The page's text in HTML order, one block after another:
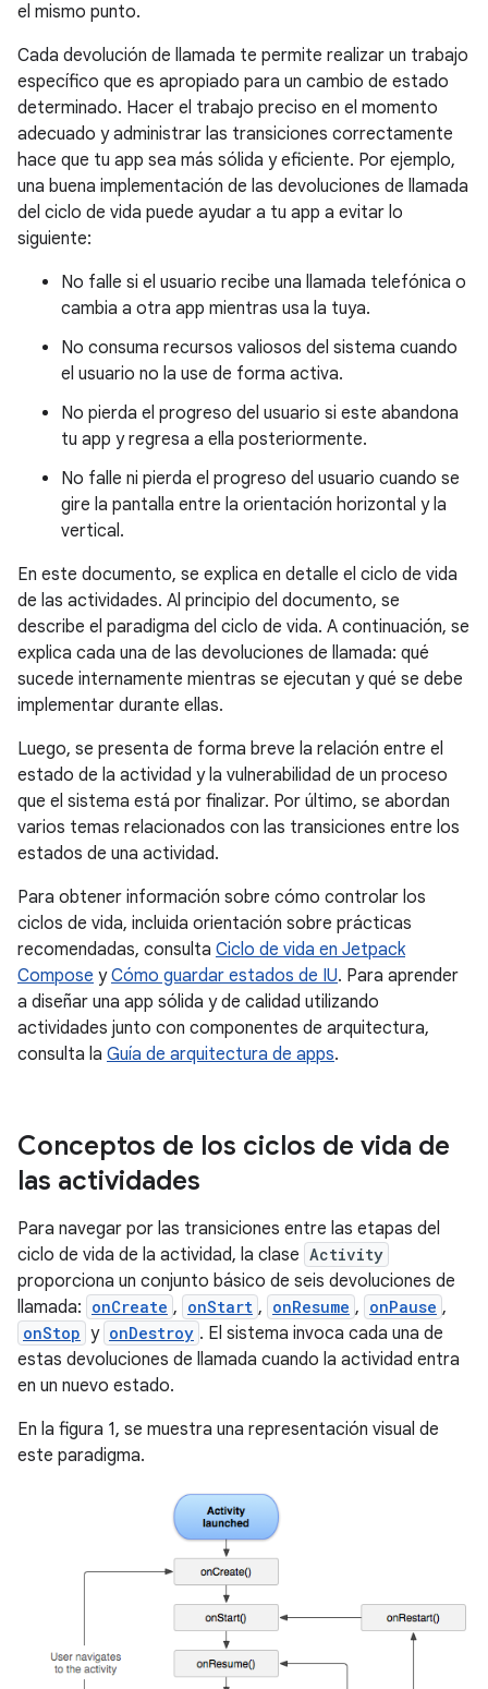
el mismo punto.
Cada devolución de llamada te permite realizar un trabajo
específico que es apropiado para un cambio de estado
determinado. Hacer el trabajo preciso en el momento
adecuado y administrar las transiciones correctamente
hace que tu app sea más sólida y eficiente. Por ejemplo,
una buena implementación de las devoluciones de llamada
del ciclo de vida puede ayudar a tu app a evitar lo
siguiente:
No falle si el usuario recibe una llamada telefónica o
cambia a otra app mientras usa la tuya.
No consuma recursos valiosos del sistema cuando
el usuario no la use de forma activa.
No pierda el progreso del usuario si este abandona
tu app y regresa a ella posteriormente.
No falle ni pierda el progreso del usuario cuando se
gire la pantalla entre la orientación horizontal y la
vertical.
En este documento, se explica en detalle el ciclo de vida
de las actividades. Al principio del documento, se
describe el paradigma del ciclo de vida. A continuación, se
explica cada una de las devoluciones de llamada: qué
sucede internamente mientras se ejecutan y qué se debe
implementar durante ellas.
Luego, se presenta de forma breve la relación entre el
estado de la actividad y la vulnerabilidad de un proceso
que el sistema está por finalizar. Por último, se abordan
varios temas relacionados con las transiciones entre los
estados de una actividad.
Para obtener información sobre cómo controlar los
ciclos de vida, incluida orientación sobre prácticas
recomendadas, consulta Ciclo de vida en Jetpack
Compose yCómo guardar estados de IU. Para aprender
a diseñar una app sólida y de calidad utilizando
actividades junto con componentes de arquitectura,
consulta la Guía de arquitectura de apps.
Conceptos de los ciclos de vida de
las actividades
Para navegar por las transiciones entre las etapas del
ciclo de vida de la actividad, la clase Activity
proporciona un conjunto básico de seis devoluciones de
llamada: onCreate , onStart , onResume , onPause ,
onStop y onDestroy . El sistema invoca cada una de
estas devoluciones de llamada cuando la actividad entra
en un nuevo estado.
En la figura 1, se muestra una representación visual de
este paradigma.